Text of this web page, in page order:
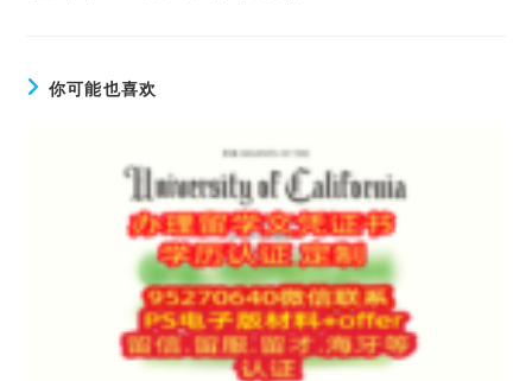
你可能也喜欢